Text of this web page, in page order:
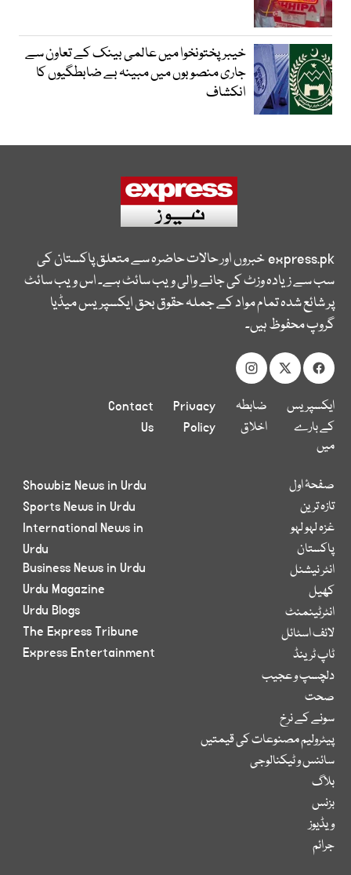
خیبرپختونخوا میں عالمی بینک کے تعاون سے
جاری منصوبوں میں مبینہ بے ضابطگیوں کا
انکشاف
express.pkخبروں اور حالات حاضرہ سے متعلق پاکستان کی
سب سے زیادہ وزٹ کی جانے والی ویب سائٹ ہے۔ اس ویب سائٹ
پر شائع شدہ تمام مواد کے جملہ حقوق بحق ایکسپریس میڈیا
گروپ محفوظ ہیں۔
ایکسپریس
کے بارے
میں
ضابطہ
اخلاق
Privacy
Policy
Contact
Us
صفحۂ اول
تازہ ترین
غزہ لہو لہو
پاکستان
انٹر نیشنل
کھیل
انٹرٹینمنٹ
لائف اسٹائل
ٹاپ ٹرینڈ
دلچسپ و عجیب
صحت
سونے کے نرخ
پیٹرولیم مصنوعات کی قیمتیں
سائنس و ٹیکنالوجی
بلاگ
بزنس
ویڈیوز
جرائم
Showbiz News in Urdu
Sports News in Urdu
International News in
Urdu
Business News in Urdu
Urdu Magazine
Urdu Blogs
The Express Tribune
Express Entertainment